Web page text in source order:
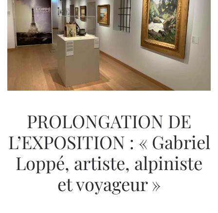
PROLONGATION DE
L’EXPOSITION : « Gabriel
Loppé, artiste, alpiniste
et voyageur »